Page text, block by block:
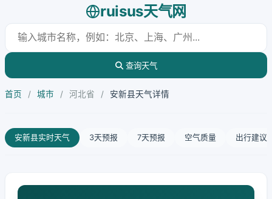
ruisus天气网
查询天气
首页 / 城市 / 河北省 / 安新县天气详情
安新县实时天气 3天预报 7天预报 空气质量 出行建议